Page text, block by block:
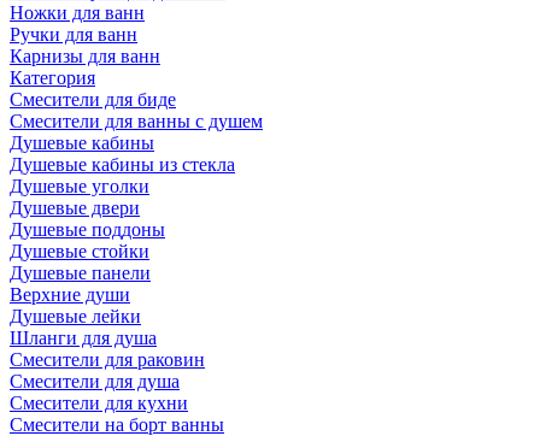
Ножки для ванн
Ручки для ванн
Карнизы для ванн
Категория
Смесители для биде
Смесители для ванны с душем
Душевые кабины
Душевые кабины из стекла
Душевые уголки
Душевые двери
Душевые поддоны
Душевые стойки
Душевые панели
Верхние души
Душевые лейки
Шланги для душа
Смесители для раковин
Смесители для душа
Смесители для кухни
Смесители на борт ванны